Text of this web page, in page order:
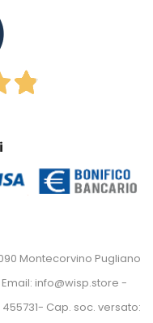
Montecorvino Pugliano
info@wisp.store -
455731- Cap. soc. versato: